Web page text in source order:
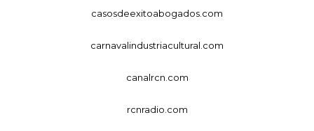
casosdeexitoabogados.com
carnavalindustriacultural.com
canalrcn.com
rcnradio.com